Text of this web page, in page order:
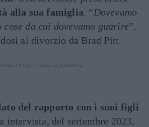
alla sua famiglia. “Dovevamo
da cui dovevamo guarire”,
al divorzio da Brad Pitt.
del rapporto con i suoi figli
intervista, del settembre 2023,